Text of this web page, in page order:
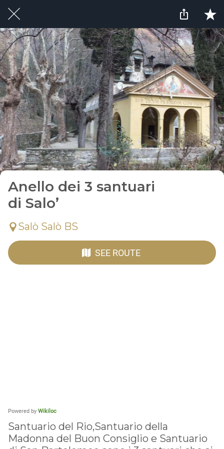
Anello dei 3 santuari
di Salo’
Salò Salò BS
SEE ROUTE
Powered by Wikiloc
Santuario del Rio,Santuario della
Madonna del Buon Consiglio e Santuario